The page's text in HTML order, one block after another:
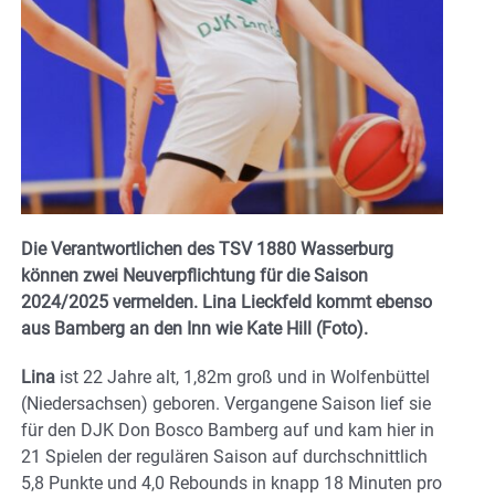
Die Verantwortlichen des TSV 1880 Wasserburg
können zwei Neuverpflichtung für die Saison
2024/2025 vermelden. Lina Lieckfeld kommt ebenso
aus Bamberg an den Inn wie Kate Hill (Foto).
Lina ist 22 Jahre alt, 1,82m groß und in Wolfenbüttel
(Niedersachsen) geboren. Vergangene Saison lief sie
für den DJK Don Bosco Bamberg auf und kam hier in
21 Spielen der regulären Saison auf durchschnittlich
5,8 Punkte und 4,0 Rebounds in knapp 18 Minuten pro